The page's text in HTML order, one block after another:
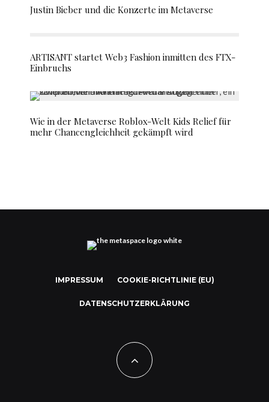
Justin Bieber und die Konzerte im Metaverse
ARTISANT startet Web3 Fashion inmitten des FTX-
Einbruchs
Wie in der Metaverse Roblox-Welt Kids Relief für
mehr Chancengleichheit gekämpft wird
IMPRESSUM COOKIE-RICHTLINIE (EU)
DATENSCHUTZERKLÄRUNG